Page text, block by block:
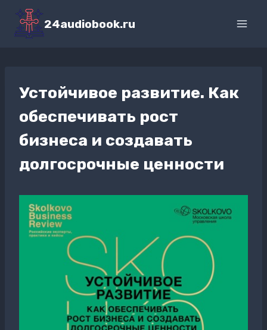
Перейти
содержимому
24audiobook.ru
Устойчивое развитие. Как
обеспечивать рост
бизнеса и создавать
долгосрочные ценности